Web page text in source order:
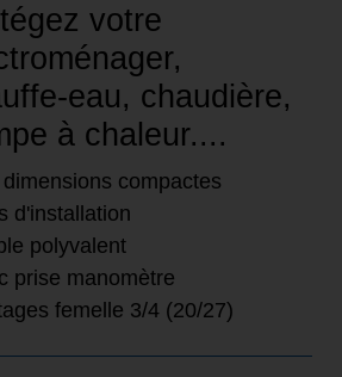
votre
eau, chaudière,
à chaleur....
compactes
d'installation
polyvalent
prise manomètre
femelle 3/4 (20/27)